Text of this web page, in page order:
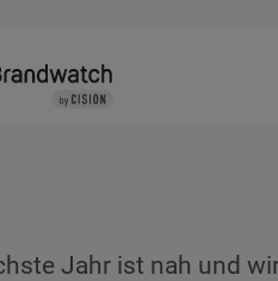
Jahr ist nah und